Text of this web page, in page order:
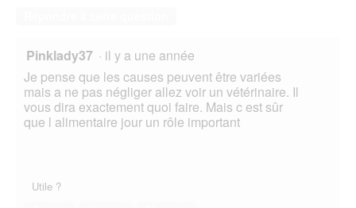
Pinklady37 · il y a une année
Je pense que les causes peuvent être variées
mais a ne pas négliger allez voir un vétérinaire. Il
vous dira exactement quoi faire. Mais c est sûr
que l alimentaire jour un rôle important
Utile ?